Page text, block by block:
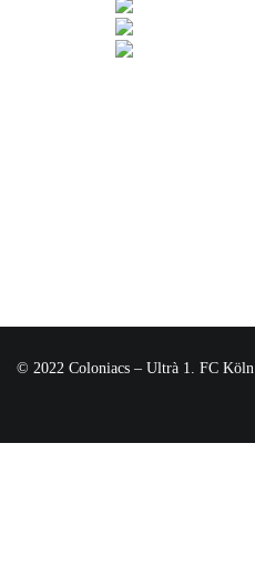
© 2022 Coloniacs – Ultrà 1. FC Köln